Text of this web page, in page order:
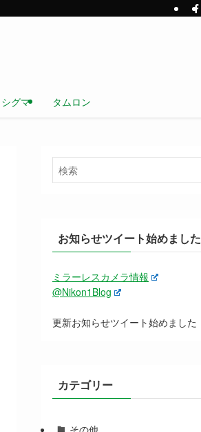
シグマ タムロン
お知らせツイート始めました
ミラーレスカメラ情報
@Nikon1Blog
更新お知らせツイート始めました
カテゴリー
その他